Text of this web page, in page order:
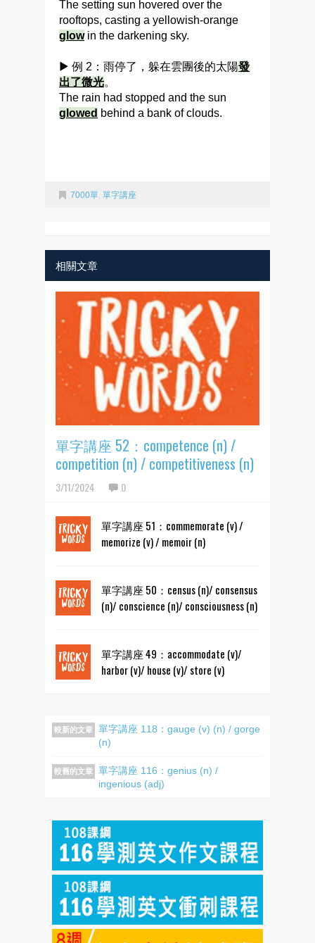
The setting sun hovered over the
rooftops, casting a yellowish-orange
glowin the darkening sky.
▶ 例 2：雨停了，躲在雲團後的太陽發
出了微光。
The rain had stopped and the sun
glowed behind a bank of clouds.
7000單 單字講座
相關文章
單字講座 52：competence (n) /
competition (n) / competitiveness (n)
3/11/2024 0
單字講座 51：commemorate (v) /
memorize (v) / memoir (n)
單字講座 50：census (n)/ consensus
(n)/ conscience (n)/ consciousness (n)
單字講座 49：accommodate (v)/
harbor (v)/ house (v)/ store (v)
較新的文章
單字講座 118：gauge (v) (n) / gorge
(n)
較舊的文章
單字講座 116：genius (n) /
ingenious (adj)